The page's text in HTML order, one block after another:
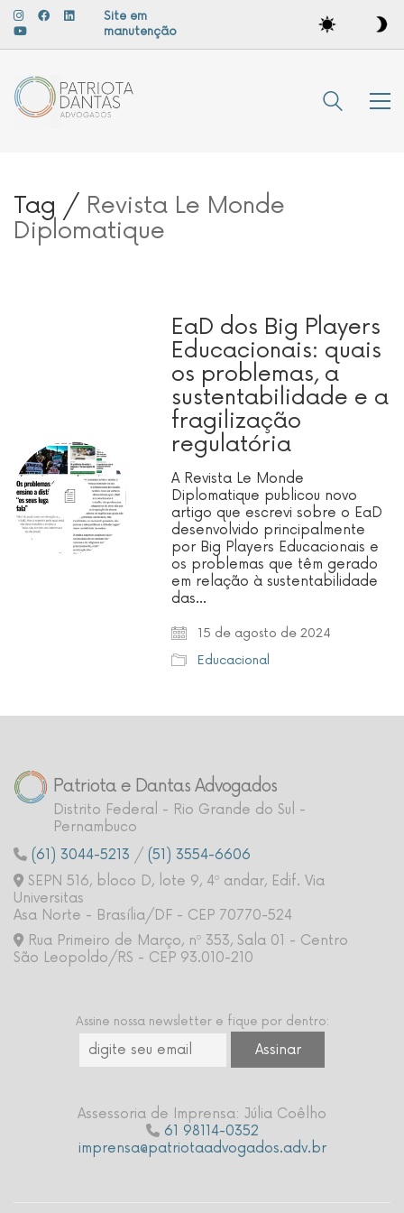
Site em
manutenção
Tag / Revista Le Monde
Diplomatique
EaD dos Big Players
Educacionais: quais
os problemas, a
sustentabilidade e a
fragilização
regulatória
A Revista Le Monde
Diplomatique publicou novo
artigo que escrevi sobre o EaD
desenvolvido principalmente
por Big Players Educacionais e
os problemas que têm gerado
em relação à sustentabilidade
das…
15 de agosto de 2024
Educacional
Patriota e Dantas Advogados
Distrito Federal - Rio Grande do Sul -
Pernambuco
(61) 3044-5213 / (51) 3554-6606
SEPN 516, bloco D, lote 9, 4º andar, Edif. Via
Universitas
Asa Norte - Brasília/DF - CEP 70770-524
Rua Primeiro de Março, nº 353, Sala 01 - Centro
São Leopoldo/RS - CEP 93.010-210
Assine nossa newsletter e fique por dentro:
Assessoria de Imprensa: Júlia Coêlho
61 98114-0352
imprensa@patriotaadvogados.adv.br